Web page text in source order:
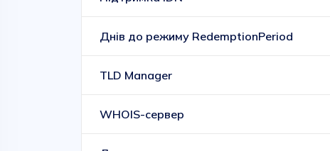
Днів до режиму RedemptionPeriod
TLD Manager
WHOIS-сервер